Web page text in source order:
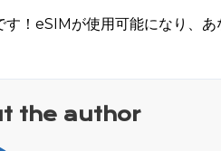
す！eSIMが使用可能になり、
the author